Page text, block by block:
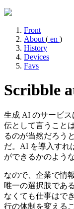
Front
About ( en )
History
Devices
Favs
Scribble
生成 AI のサービ
伝として言うこと
るのが当然だろう
だ。AI を導入すれ
ができるかのよう
なので、企業で情
唯一の選択肢であ
なくても仕事はで
行の体制を変える